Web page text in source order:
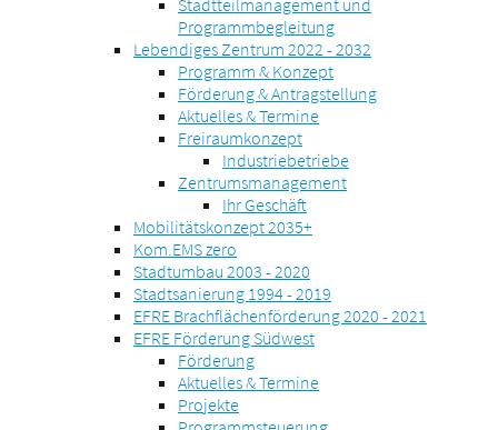
Stadtteilmanagement und
Programmbegleitung
Lebendiges Zentrum 2022 - 2032
Programm & Konzept
Förderung & Antragstellung
Aktuelles & Termine
Freiraumkonzept
Industriebetriebe
Zentrumsmanagement
Ihr Geschäft
Mobilitätskonzept 2035+
Kom.EMS zero
Stadtumbau 2003 - 2020
Stadtsanierung 1994 - 2019
EFRE Brachflächenförderung 2020 - 2021
EFRE Förderung Südwest
Förderung
Aktuelles & Termine
Projekte